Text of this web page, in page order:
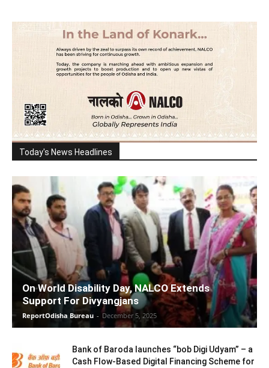
Today's News Headlines
On World Disability Day, NALCO Extends
Support For Divyangjans
ReportOdisha Bureau - December 5, 2025
Bank of Baroda launches “bob Digi Udyam” – a
Cash Flow-Based Digital Financing Scheme for